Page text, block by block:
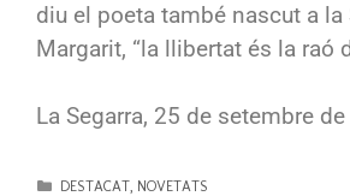
diu el poeta també nascut a la
Margarit, “la llibertat és la raó
La Segarra, 25 de setembre
DESTACAT, NOVETATS